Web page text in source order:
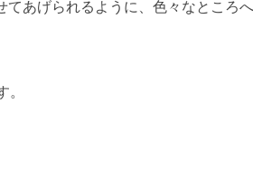
てあげられるように、色々なところ
。